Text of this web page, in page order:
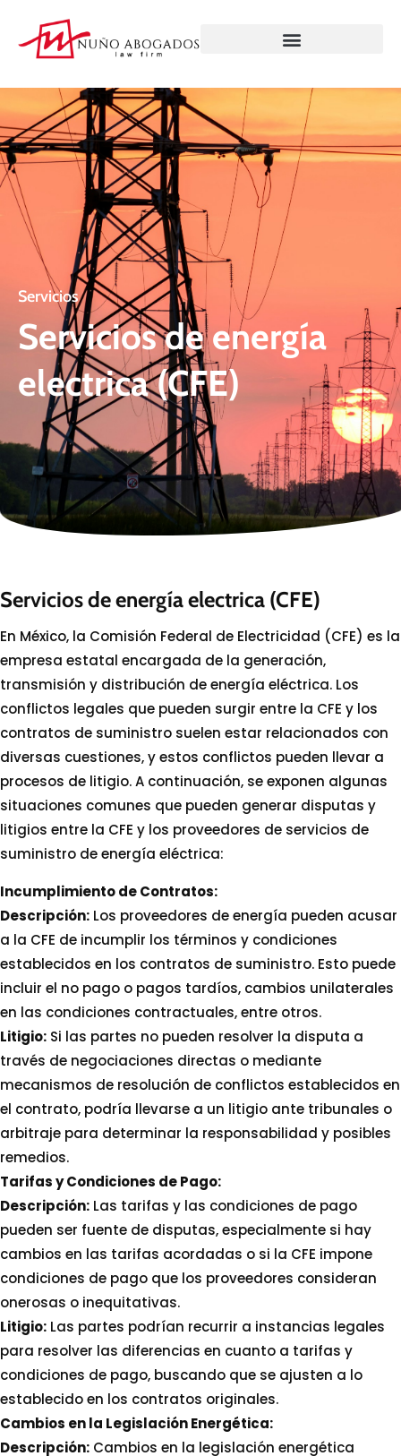
Servicios
Serviciosde energía
electrica(CFE)
Servicios de energía electrica (CFE)
En México, la Comisión Federal de Electricidad (CFE) es la
empresa estatal encargada de la generación,
transmisión y distribución de energía eléctrica. Los
conflictos legales que pueden surgir entre la CFE y los
contratos de suministro suelen estar relacionados con
diversas cuestiones, y estos conflictos pueden llevar a
procesos de litigio. A continuación, se exponen algunas
situaciones comunes que pueden generar disputas y
litigios entre la CFE y los proveedores de servicios de
suministro de energía eléctrica:
Incumplimiento de Contratos:
Descripción: Los proveedores de energía pueden acusar
a la CFE de incumplir los términos y condiciones
establecidos en los contratos de suministro. Esto puede
incluir el no pago o pagos tardíos, cambios unilaterales
en las condiciones contractuales, entre otros.
Litigio: Si las partes no pueden resolver la disputa a
través de negociaciones directas o mediante
mecanismos de resolución de conflictos establecidos en
el contrato, podría llevarse a un litigio ante tribunales o
arbitraje para determinar la responsabilidad y posibles
remedios.
Tarifas y Condiciones de Pago:
Descripción: Las tarifas y las condiciones de pago
pueden ser fuente de disputas, especialmente si hay
cambios en las tarifas acordadas o si la CFE impone
condiciones de pago que los proveedores consideran
onerosas o inequitativas.
Litigio: Las partes podrían recurrir a instancias legales
para resolver las diferencias en cuanto a tarifas y
condiciones de pago, buscando que se ajusten a lo
establecido en los contratos originales.
Cambios en la Legislación Energética:
Descripción: Cambios en la legislación energética